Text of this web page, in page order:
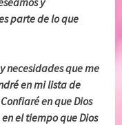
parte de lo que
necesidades que me
en mi lista de
en que Dios
el tiempo que Dios